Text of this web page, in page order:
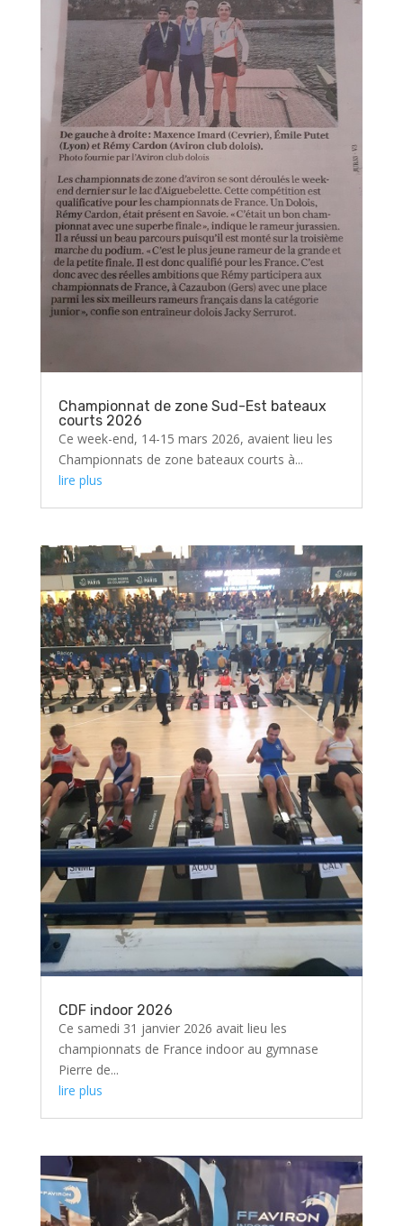
Championnat de zone Sud-Est bateaux
courts 2026
Ce week-end, 14-15 mars 2026, avaient lieu les
Championnats de zone bateaux courts à...
lire plus
CDF indoor 2026
Ce samedi 31 janvier 2026 avait lieu les
championnats de France indoor au gymnase
Pierre de...
lire plus